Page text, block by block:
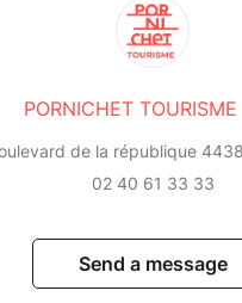
PORNICHET TOURISME
de la république
02 40 61 33 33
Send a message